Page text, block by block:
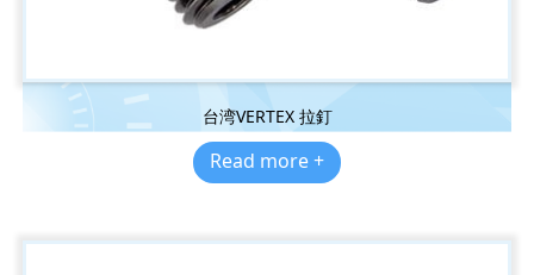
台湾VERTEX 拉釘
Read more +